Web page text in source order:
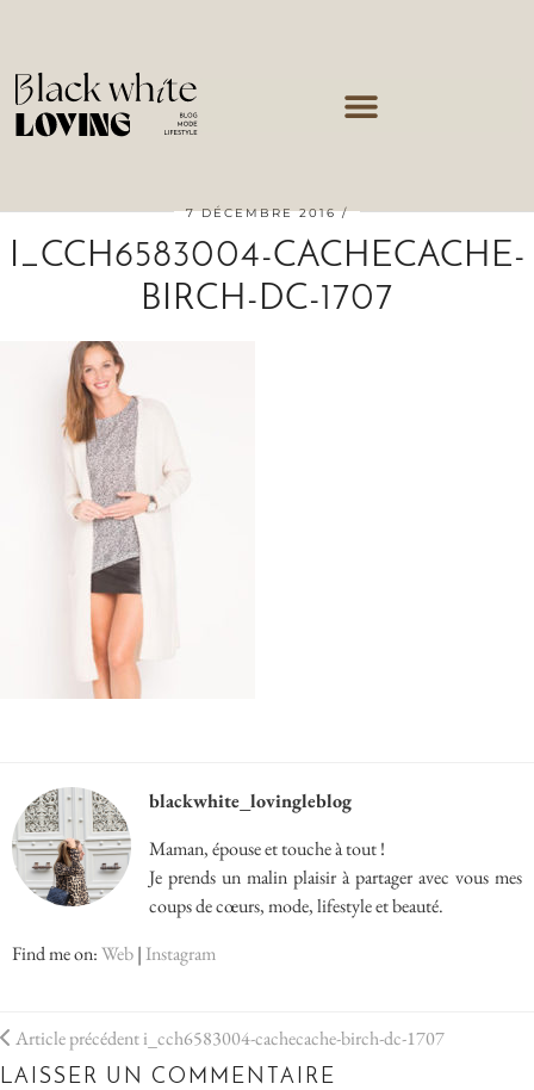
7 DÉCEMBRE 2016
I_CCH6583004-CACHECACHE-
BIRCH-DC-1707
blackwhite_lovingleblog
Maman, épouse et touche à tout !
Je prends un malin plaisir à partager avec vous mes
coups de cœurs, mode, lifestyle et beauté.
Find me on:Web| Instagram
Article précédenti_cch6583004-cachecache-birch-dc-1707
LAISSER UN COMMENTAIRE